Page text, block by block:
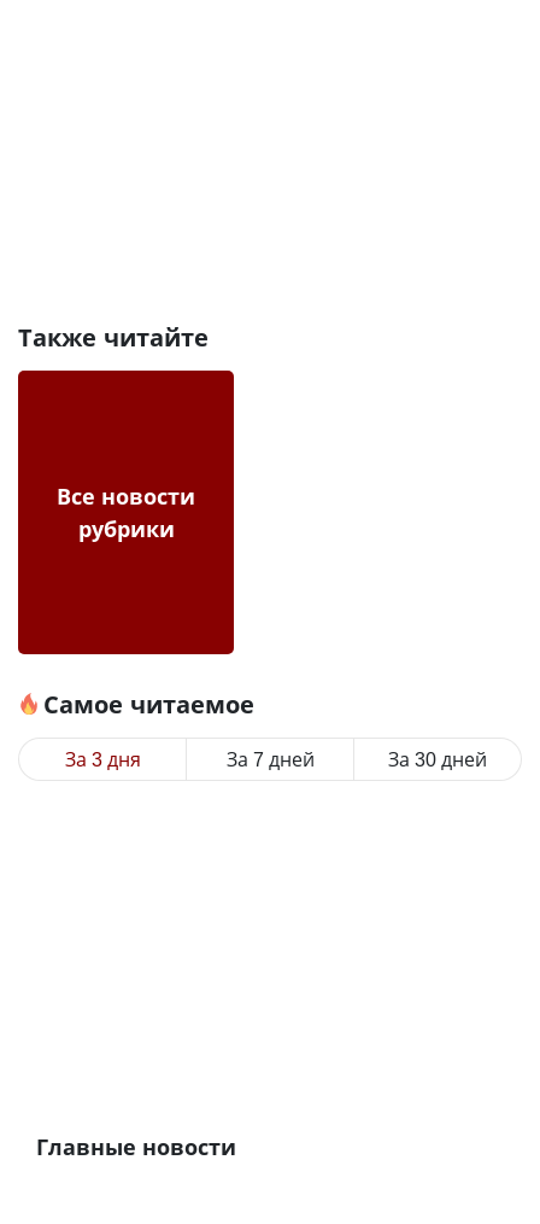
Также читайте
Все новости
рубрики
Самое читаемое
За 3 дня За 7 дней За 30 дней
Главные новости